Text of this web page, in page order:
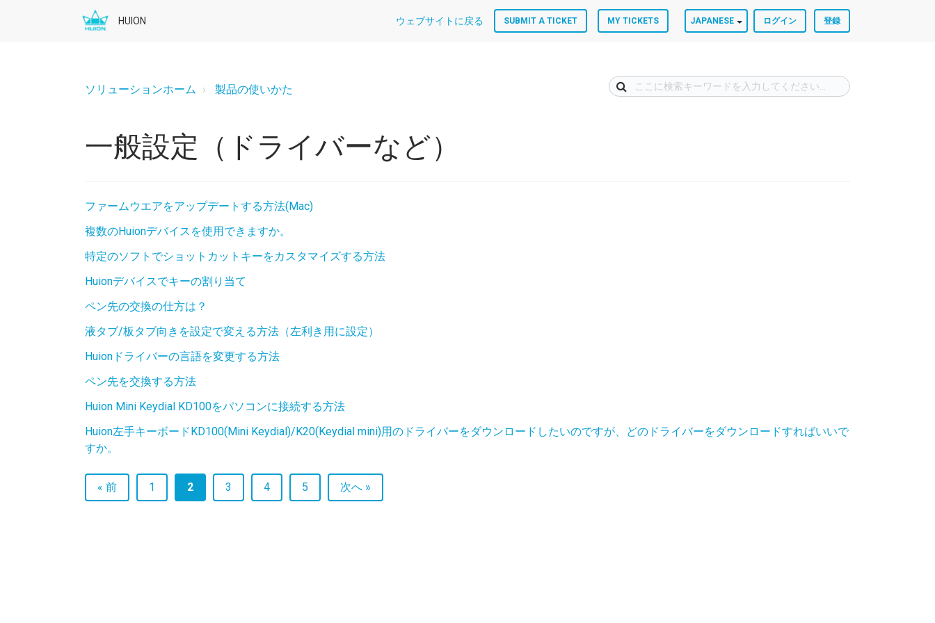
HUION ウェブサイトに戻る SUBMIT A TICKET MY TICKETS JAPANESE ログイン 登録
ソリューションホーム 製品の使いかた
一般設定（ドライバーなど）
ファームウエアをアップデートする方法(Mac)
複数のHuionデバイスを使用できますか。
特定のソフトでショットカットキーをカスタマイズする方法
Huionデバイスでキーの割り当て
ペン先の交換の仕方は？
液タブ/板タブ向きを設定で変える方法（左利き用に設定）
Huionドライバーの言語を変更する方法
ペン先を交換する方法
Huion Mini Keydial KD100をパソコンに接続する方法
Huion左手キーボードKD100(Mini Keydial)/K20(Keydial mini)用のドライバーをダウンロードしたいのですが、どのドライバーをダウンロードすればいいで
すか。
« 前 1 2 3 4 5 次へ »